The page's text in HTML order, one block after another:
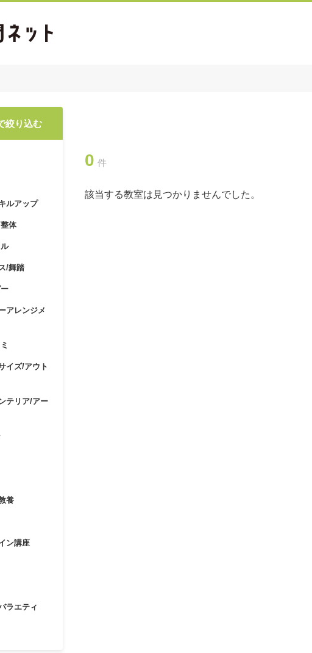
絞り込む
ルアップ
体
/舞踏
アレンジメ
イズ/アウト
テリア/アー
養
ン講座
ラエティ
0 件
該当する教室は見つかりませんでした。